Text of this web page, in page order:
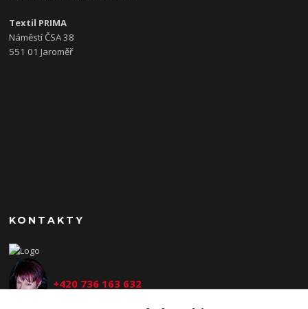
Textil PRIMA
Náměstí ČSA 38
551 01 Jaroměř
KONTAKTY
+420 736 163 632